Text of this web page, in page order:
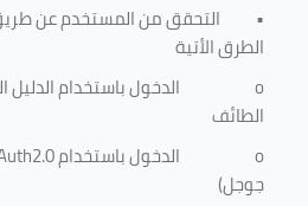
• التحقق من المستخدم عن
الطرق الأتية
o
الدخول باستخدام
الطائف
o
الدخول باستخدام
جوجل)